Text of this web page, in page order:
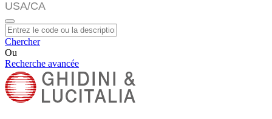
Chercher
Ou
Recherche avancée